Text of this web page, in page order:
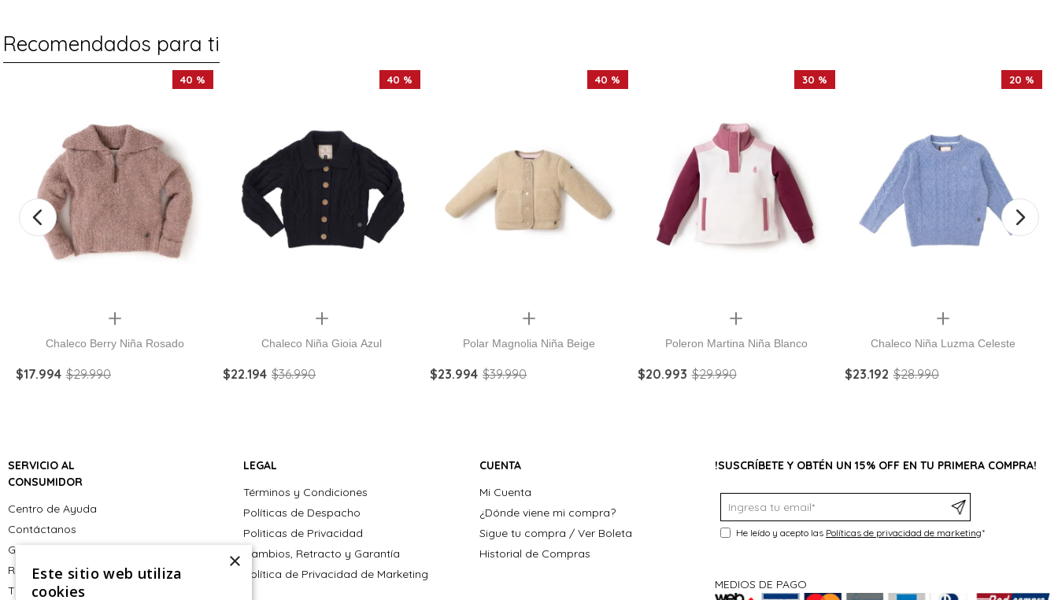
Recomendados para ti
40 %
Quickview
Chaleco Berry Niña Rosado
$17.994 $29.990
40 %
Quickview
Chaleco Niña Gioia Azul
$22.194 $36.990
40 %
Quickview
Polar Magnolia Niña Beige
$23.994 $39.990
30 %
Quickview
Poleron Martina Niña Blanco
$20.993 $29.990
20 %
Quickview
Chaleco Niña Luzma Celeste
$23.192 $28.990
SERVICIO AL
CONSUMIDOR
Centro de Ayuda
Contáctanos
Giftcard
Retiro en tienda
Tiendas
LEGAL
Términos y Condiciones
Políticas de Despacho
Politicas de Privacidad
Cambios, Retracto y Garantía
Política de Privacidad de Marketing
CUENTA
Mi Cuenta
¿Dónde viene mi compra?
Sigue tu compra / Ver Boleta
Historial de Compras
!SUSCRÍBETE Y OBTÉN UN 15% OFF EN TU PRIMERA COMPRA!
He leído y acepto las Políticas de privacidad de marketing*
MEDIOS DE PAGO
×
Este sitio web utiliza
cookies